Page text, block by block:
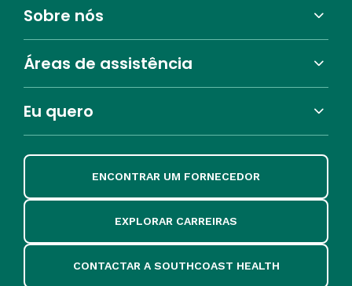
Sobre nós
Áreas de assistência
Eu quero
ENCONTRAR UM FORNECEDOR
EXPLORAR CARREIRAS
CONTACTAR A SOUTHCOAST HEALTH